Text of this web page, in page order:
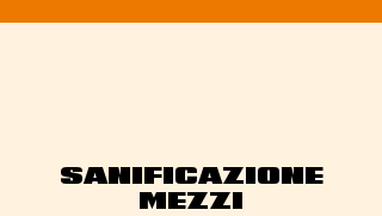
SANIFICAZIONE
MEZZI